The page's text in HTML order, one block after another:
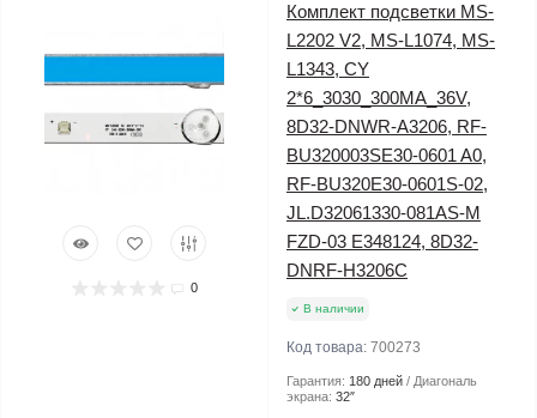
0
Комплект подсветки MS-
L2202 V2, MS-L1074, MS-
L1343, CY
2*6_3030_300MA_36V,
8D32-DNWR-A3206, RF-
BU320003SE30-0601 A0,
RF-BU320E30-0601S-02,
JL.D32061330-081AS-M
FZD-03 E348124, 8D32-
DNRF-H3206C
В наличии
Код товара: 700273
Гарантия: 180 дней
Диагональ
экрана: 32″